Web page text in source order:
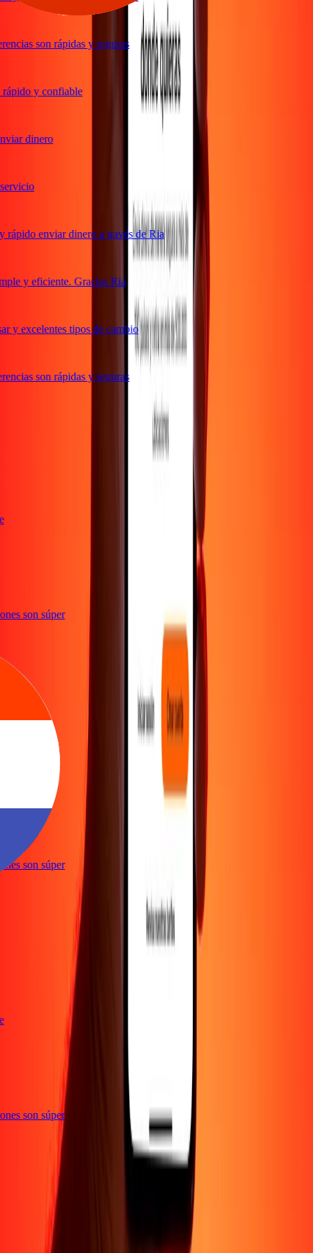
son rápidas y seguras
y confiable
dinero
enviar dinero a través de Ria
y eficiente. Gracias Ria
y excelentes tipos de cambio
son rápidas y seguras
son súper
son súper
son súper
Blog Corporativo